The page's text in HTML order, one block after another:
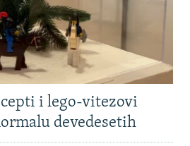
i lego-vitezovi
devedesetih